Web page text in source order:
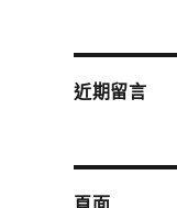
近期留言